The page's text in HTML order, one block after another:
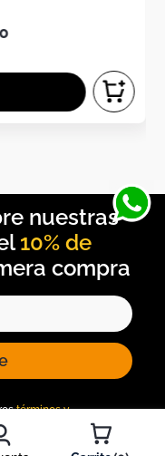
10% de
términos y
de información.